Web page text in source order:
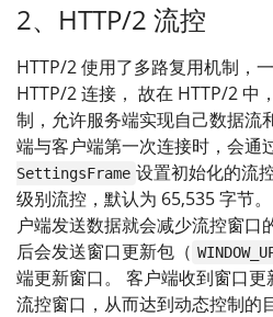
2、HTTP/2 流控
HTTP/2 使用了多路复用机制，
HTTP/2 连接， 故在 HTTP/2 中
制，允许服务端实现自己数据流
端与客户端第一次连接时，会通
SettingsFrame 设置初始化的流
级别流控，默认为 65,535 字节
户端发送数据就会减少流控窗口
后会发送窗口更新包（
端更新窗口。 客户端收到窗口
流控窗口，从而达到动态控制的